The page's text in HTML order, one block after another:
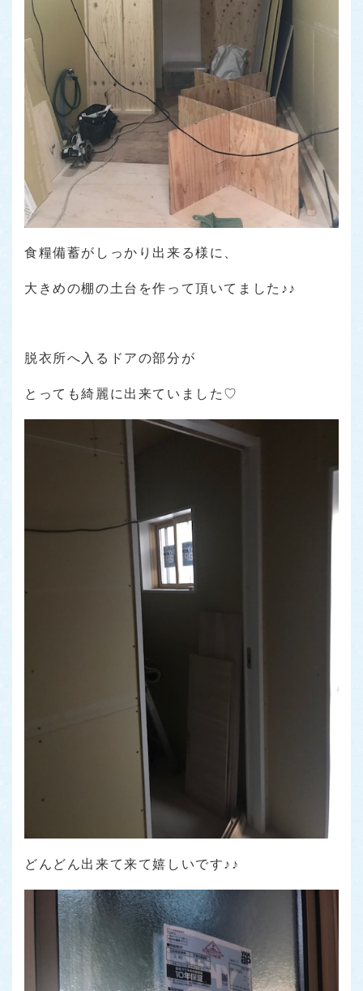
食糧備蓄がしっかり出来る様に、
大きめの棚の土台を作って頂いてました♪♪
脱衣所へ入るドアの部分が
とっても綺麗に出来ていました♡
どんどん出来て来て嬉しいです♪♪